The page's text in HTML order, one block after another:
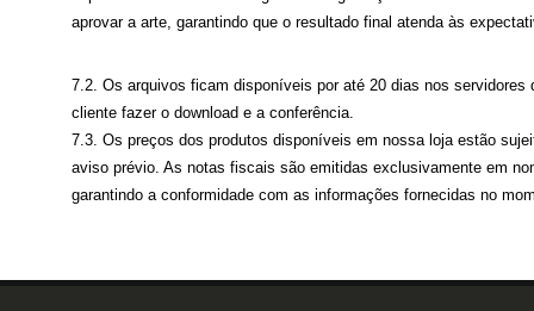
aprovar a arte, garantindo que o resultado final atenda às
7.2. Os arquivos ficam disponíveis por até 20 dias nos servidores
cliente fazer o download e a conferência.
7.3. Os preços dos produtos disponíveis em nossa loja estão
aviso prévio. As notas fiscais são emitidas exclusivamente em
garantindo a conformidade com as informações fornecidas no